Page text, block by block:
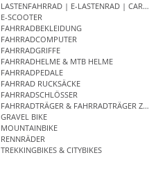
LASTENFAHRRAD | E-LASTENRAD |
E-SCOOTER
FAHRRADBEKLEIDUNG
FAHRRADCOMPUTER
FAHRRADGRIFFE
FAHRRADHELME & MTB HELME
FAHRRADPEDALE
FAHRRAD RUCKSÄCKE
FAHRRADSCHLÖSSER
FAHRRADTRÄGER & FAHRRADTRÄGER
GRAVEL BIKE
MOUNTAINBIKE
RENNRÄDER
TREKKINGBIKES & CITYBIKES